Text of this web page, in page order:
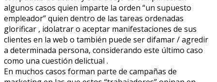
algunos casos quien imparte la orden “un supuesto
empleador” quien dentro de las tareas ordenadas
glorificar , idolatrar o aceptar manifestaciones de sus
clientes en la web o también puede ser difamar / agredir
a determinada persona, considerando este último caso
como una cuestión delictual .
En muchos casos forman parte de campañas de